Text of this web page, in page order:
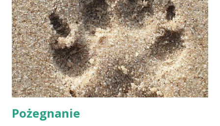
Pożegnanie